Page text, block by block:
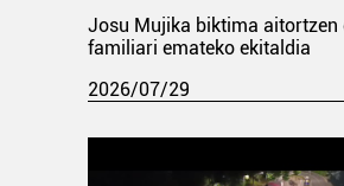
Josu Mujika biktima aitortzen
familiari emateko ekitaldia
2026/07/29